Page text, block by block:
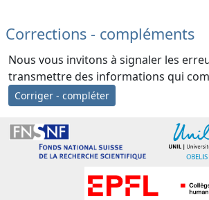
Corrections - compléments
Nous vous invitons à signaler les
transmettre des informations qui
Corriger - compléter